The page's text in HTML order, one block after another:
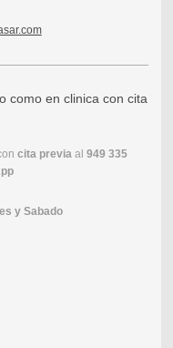
como en clinica con cita
cita previa al 949 335
y Sabado